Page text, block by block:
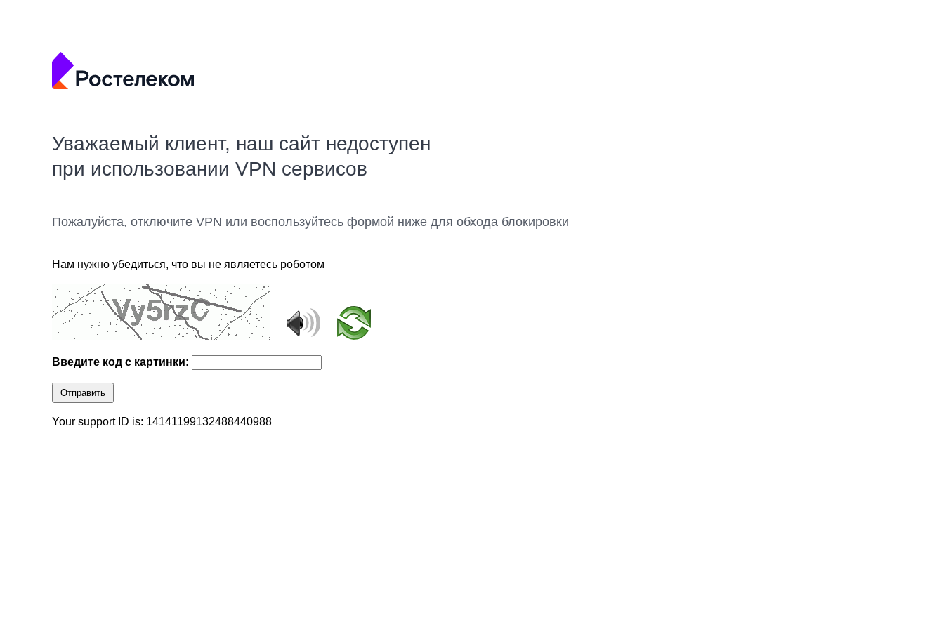
Уважаемый клиент, наш сайт недоступен
при использовании VPN сервисов
Пожалуйста, отключите VPN или воспользуйтесь формой ниже для обхода блокировки
Нам нужно убедиться, что вы не являетесь роботом
Введите код с картинки:
Отправить
Your support ID is: 14141199132488440988